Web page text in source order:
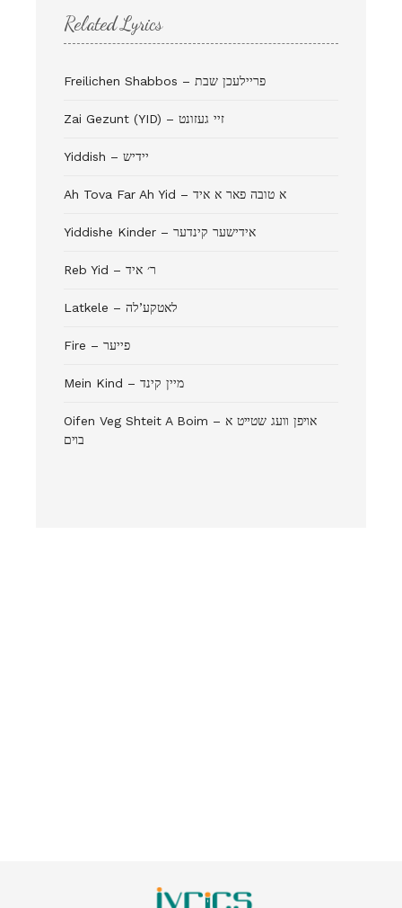
Related Lyrics
Freilichen Shabbos – פריילעכן שבת
Zai Gezunt (YID) – זיי געזונט
Yiddish – יידיש
Ah Tova Far Ah Yid – א טובה פאר א איד
Yiddishe Kinder – אידישער קינדער
Reb Yid – ר׳ איד
Latkele – לאטקע’לה
Fire – פייער
Mein Kind – מיין קינד
Oifen Veg Shteit A Boim – אױפן װעג שטײט א
בױם